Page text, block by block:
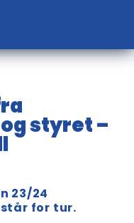
styret –
23/24
for tur.